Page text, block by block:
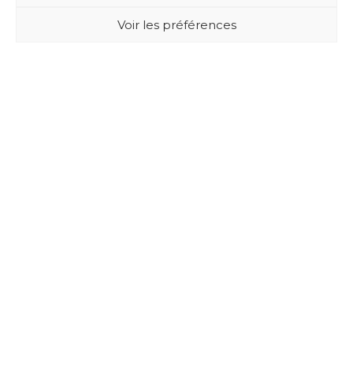
Voir les préférences